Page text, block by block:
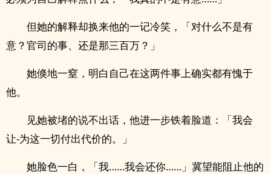
但她的解释却换来他的一记冷笑，「对什么不是有
意？官司的事、还是那三百万？」
她倏地一窒，明白自己在这两件事上确实都有愧于
他。
见她被堵的说不出话，他进一步铁着脸道：「我会
让-为这一切付出代价的。」
她脸色一白，「我……我会还你……」冀望能阻止他的